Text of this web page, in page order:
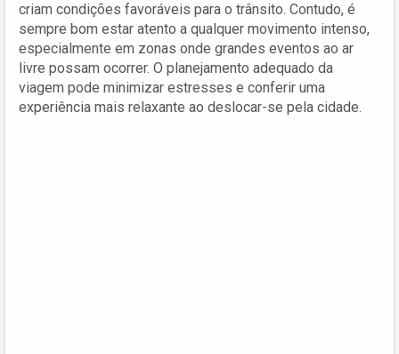
criam condições favoráveis para o trânsito. Contudo, é
sempre bom estar atento a qualquer movimento intenso,
especialmente em zonas onde grandes eventos ao ar
livre possam ocorrer. O planejamento adequado da
viagem pode minimizar estresses e conferir uma
experiência mais relaxante ao deslocar-se pela cidade.